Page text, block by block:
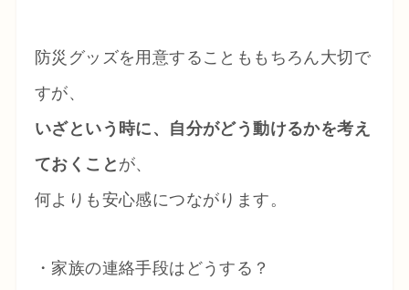
防災グッズを用意することももちろん大切で
すが、
いざという時に、自分がどう動けるかを考え
ておくこと が、
何よりも安心感につながります。
・家族の連絡手段はどうする？